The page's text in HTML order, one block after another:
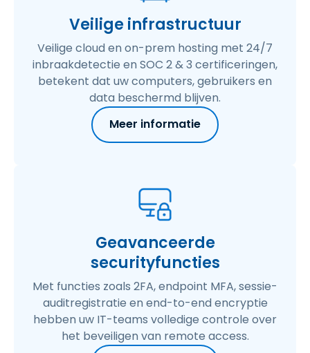
Veilige infrastructuur
Veilige cloud en on-prem hosting met 24/7
inbraakdetectie en SOC 2 & 3 certificeringen,
betekent dat uw computers, gebruikers en
data beschermd blijven.
Meer informatie
Geavanceerde
securityfuncties
Met functies zoals 2FA, endpoint MFA, sessie-
auditregistratie en end-to-end encryptie
hebben uw IT-teams volledige controle over
het beveiligen van remote access.